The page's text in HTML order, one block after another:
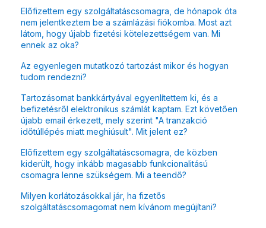
Előfizettem egy szolgáltatáscsomagra, de hónapok óta
nem jelentkeztem be a számlázási fiókomba. Most azt
látom, hogy újabb fizetési kötelezettségem van. Mi
ennek az oka?
Az egyenlegen mutatkozó tartozást mikor és hogyan
tudom rendezni?
Tartozásomat bankkártyával egyenlítettem ki, és a
befizetésről elektronikus számlát kaptam. Ezt követően
újabb email érkezett, mely szerint "A tranzakció
időtúllépés miatt meghiúsult". Mit jelent ez?
Előfizettem egy szolgáltatáscsomagra, de közben
kiderült, hogy inkább magasabb funkcionalitású
csomagra lenne szükségem. Mi a teendő?
Milyen korlátozásokkal jár, ha fizetős
szolgáltatáscsomagomat nem kívánom megújítani?